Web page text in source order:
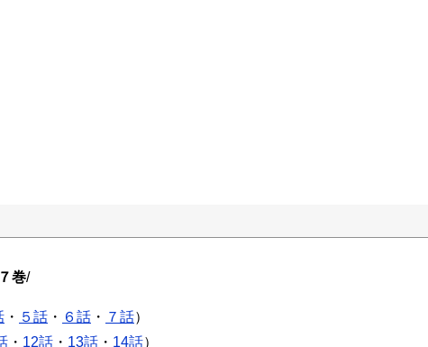
巻/
・ ５話 ・ ６話 ・ ７話）
・ 12話 ・ 13話 ・ 14話）